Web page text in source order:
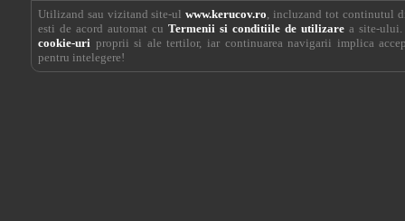
Utilizand sau vizitand site-ulwww.kerucov.ro, incluzand tot continutul
esti de acord automat cu Termenii si conditiile de utilizare a site-ului.
cookie-uri proprii si ale tertilor, iar continuarea navigarii implica
pentru intelegere!